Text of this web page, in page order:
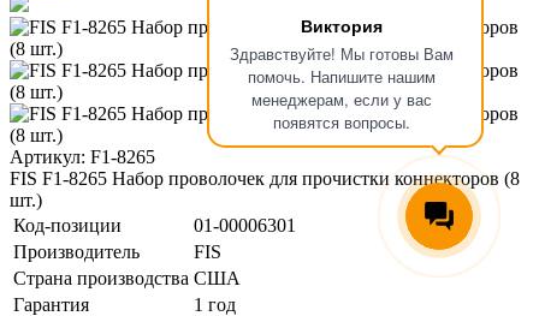
Виктория
Здравствуйте! Мы готовы Вам
помочь. Напишите нашим
менеджерам, если у вас
появятся вопросы.
Артикул: F1-8265
FIS F1-8265 Набор проволочек для прочистки коннекторов (8
шт.)
Код-позиции
01-00006301
Производитель
FIS
Страна производства США
Гарантия
1 год